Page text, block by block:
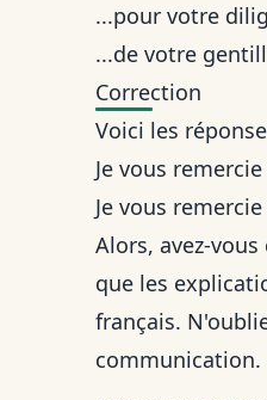
...pour votre
...de votre
Correction
Voici les
Je vous
Je vous
Alors, avez-
que les
français.
communication.